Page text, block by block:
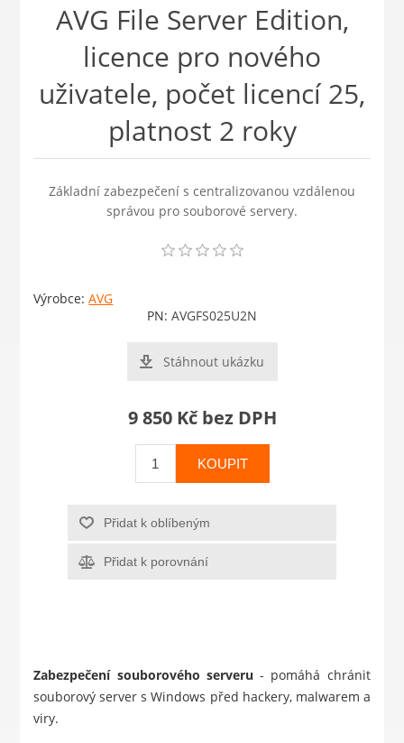
AVG File Server Edition,
licence pro nového
uživatele, počet licencí 25,
platnost 2 roky
Základní zabezpečení s centralizovanou vzdálenou
správou pro souborové servery.
Výrobce: AVG
PN: AVGFS025U2N
Stáhnout ukázku
9 850 Kč bez DPH
KOUPIT
Přidat k oblíbeným
Přidat k porovnání
Zabezpečení souborového serveru - pomáhá chránit
souborový server s Windows před hackery, malwarem a
viry.